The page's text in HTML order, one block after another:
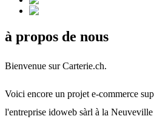
à propos de nous
Bienvenue sur Carterie.ch.
Voici encore un projet e-commerce
l'entreprise idoweb sàrl à la